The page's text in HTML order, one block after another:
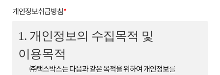
① 회원 : 회사와 서비스 이용에 관한 계약을 체결하고 회원
아이디를 부여받은 자
② 아이디(ID) : 서비스 이용시 회원임을 나타내며 영문 또는
숫자, 영문 숫자의 조합으로 이루어져 있으며 이용자가 회원
가입 시 중복이 되지 않는 한도
내에서 회원이 자유롭게 선정 할 수 있다.
개인정보취급방침*
1. 개인정보의 수집목적 및
이용목적
㈜택스박스는 다음과 같은 목적을 위하여 개인정보를